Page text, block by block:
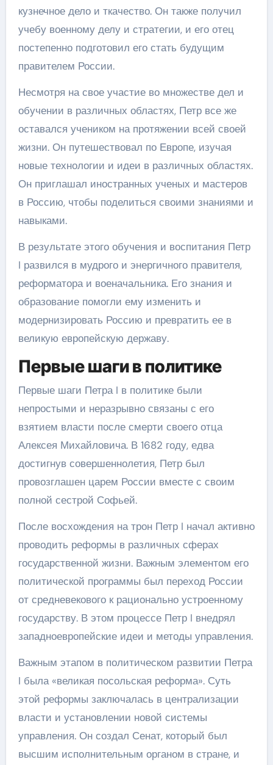
кузнечное дело и ткачество. Он также получил
учебу военному делу и стратегии, и его отец
постепенно подготовил его стать будущим
правителем России.
Несмотря на свое участие во множестве дел и
обучении в различных областях, Петр все же
оставался учеником на протяжении всей своей
жизни. Он путешествовал по Европе, изучая
новые технологии и идеи в различных областях.
Он приглашал иностранных ученых и мастеров
в Россию, чтобы поделиться своими знаниями и
навыками.
В результате этого обучения и воспитания Петр
I развился в мудрого и энергичного правителя,
реформатора и военачальника. Его знания и
образование помогли ему изменить и
модернизировать Россию и превратить ее в
великую европейскую державу.
Первые шаги в политике
Первые шаги Петра I в политике были
непростыми и неразрывно связаны с его
взятием власти после смерти своего отца
Алексея Михайловича. В 1682 году, едва
достигнув совершеннолетия, Петр был
провозглашен царем России вместе с своим
полной сестрой Софьей.
После восхождения на трон Петр I начал активно
проводить реформы в различных сферах
государственной жизни. Важным элементом его
политической программы был переход России
от средневекового к рационально устроенному
государству. В этом процессе Петр I внедрял
западноевропейские идеи и методы управления.
Важным этапом в политическом развитии Петра
I была «великая посольская реформа». Суть
этой реформы заключалась в централизации
власти и установлении новой системы
управления. Он создал Сенат, который был
высшим исполнительным органом в стране, и